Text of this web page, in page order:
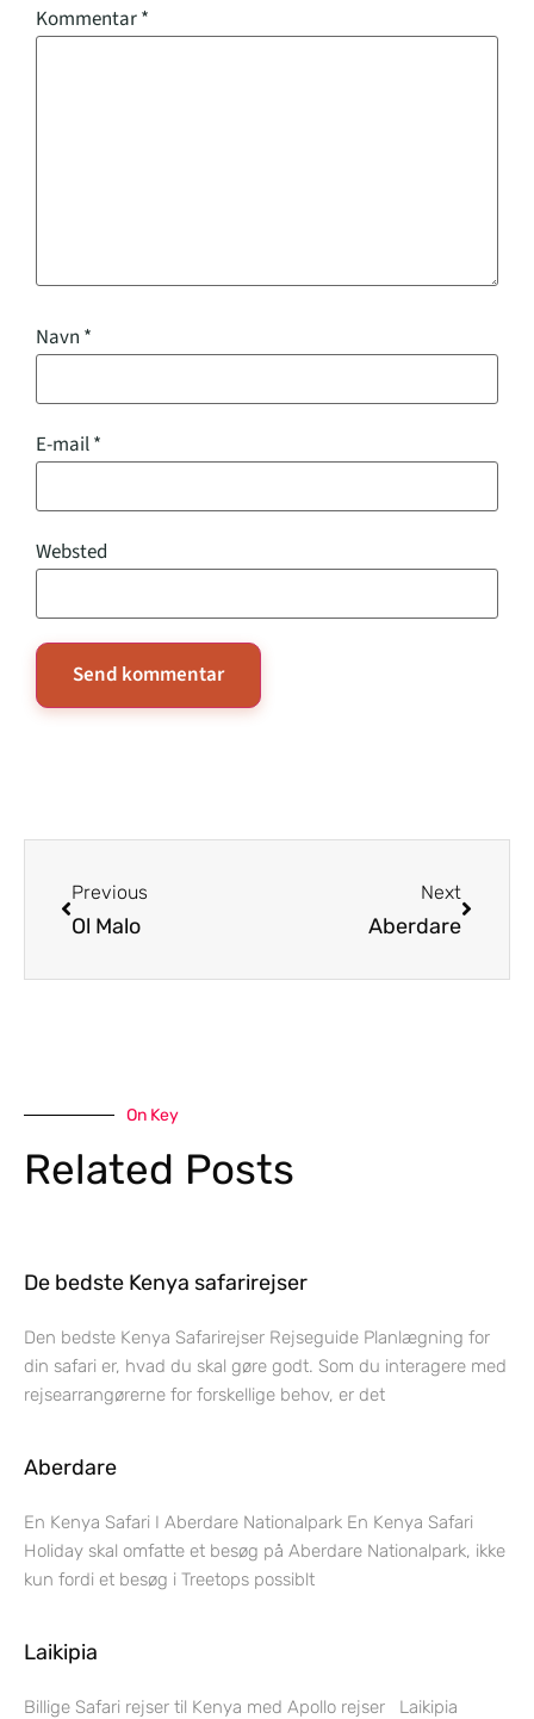
Kommentar*
Navn *
E-mail*
Websted
Previous
Ol Malo
Next
Aberdare
On Key
Related Posts
De bedste Kenya safarirejser
Den bedste Kenya Safarirejser Rejseguide Planlægning for
din safari er, hvad du skal gøre godt. Som du interagere med
rejsearrangørerne for forskellige behov, er det
Aberdare
En Kenya Safari I Aberdare Nationalpark En Kenya Safari
Holiday skal omfatte et besøg på Aberdare Nationalpark, ikke
kun fordi et besøg i Treetops possiblt
Laikipia
Billige Safari rejser til Kenya med Apollo rejser Laikipia